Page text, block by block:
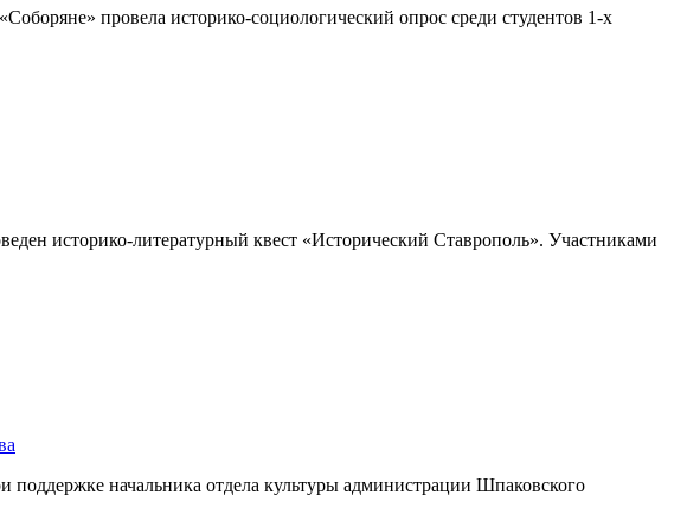
провела историко-социологический опрос среди студентов 1-х
историко-литературный квест «Исторический Ставрополь». Участниками
начальника отдела культуры администрации Шпаковского